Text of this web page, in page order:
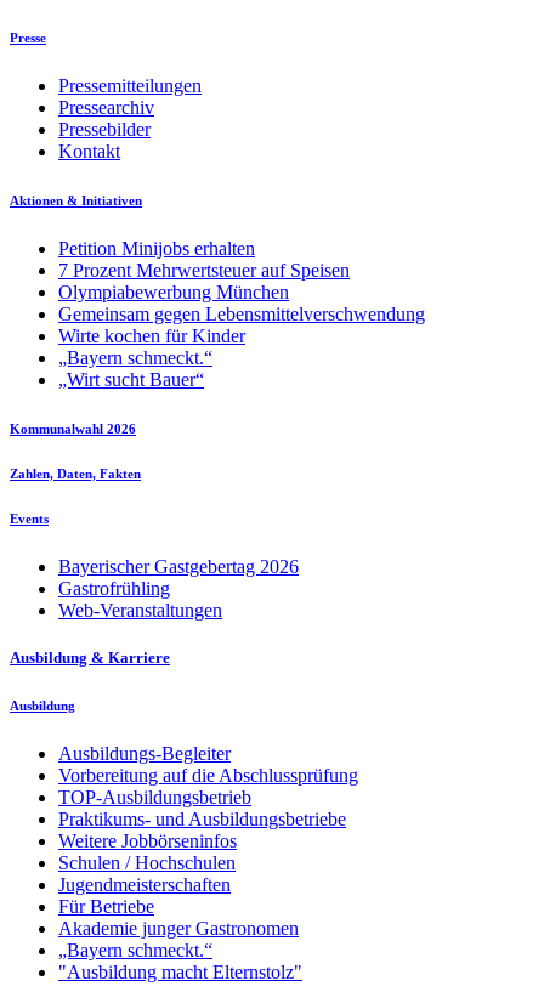
Presse
Pressemitteilungen
Pressearchiv
Pressebilder
Kontakt
Aktionen & Initiativen
Petition Minijobs erhalten
7 Prozent Mehrwertsteuer auf Speisen
Olympiabewerbung München
Gemeinsam gegen Lebensmittelverschwendung
Wirte kochen für Kinder
„Bayern schmeckt.“
„Wirt sucht Bauer“
Kommunalwahl 2026
Zahlen, Daten, Fakten
Events
Bayerischer Gastgebertag 2026
Gastrofrühling
Web-Veranstaltungen
Ausbildung & Karriere
Ausbildung
Ausbildungs-Begleiter
Vorbereitung auf die Abschlussprüfung
TOP-Ausbildungsbetrieb
Praktikums- und Ausbildungsbetriebe
Weitere Jobbörseninfos
Schulen / Hochschulen
Jugendmeisterschaften
Für Betriebe
Akademie junger Gastronomen
„Bayern schmeckt.“
"Ausbildung macht Elternstolz"